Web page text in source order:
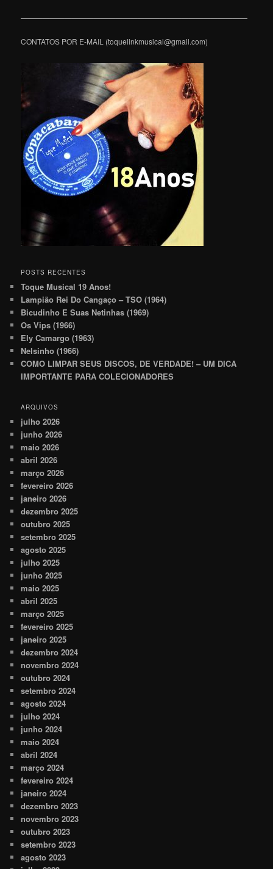
———————————————————————————————
CONTATOS POR E-MAIL (toquelinkmusical@gmail.com)
POSTS RECENTES
Toque Musical 19 Anos!
Lampião Rei Do Cangaço – TSO (1964)
Bicudinho E Suas Netinhas (1969)
Os Vips (1966)
Ely Camargo (1963)
Nelsinho (1966)
COMO LIMPAR SEUS DISCOS, DE VERDADE! – UM DICA
IMPORTANTE PARA COLECIONADORES
ARQUIVOS
julho 2026
junho 2026
maio 2026
abril 2026
março 2026
fevereiro 2026
janeiro 2026
dezembro 2025
outubro 2025
setembro 2025
agosto 2025
julho 2025
junho 2025
maio 2025
abril 2025
março 2025
fevereiro 2025
janeiro 2025
dezembro 2024
novembro 2024
outubro 2024
setembro 2024
agosto 2024
julho 2024
junho 2024
maio 2024
abril 2024
março 2024
fevereiro 2024
janeiro 2024
dezembro 2023
novembro 2023
outubro 2023
setembro 2023
agosto 2023